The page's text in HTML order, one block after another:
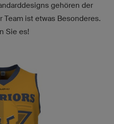
gehören der
Team ist etwas Besonderes.
Sie es!